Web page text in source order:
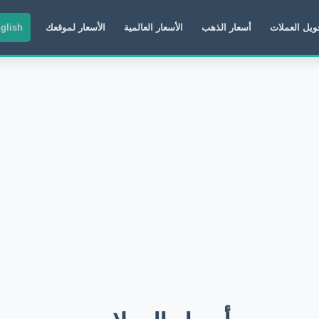
العملات أسعار الذهب الأسعار العالمية الأسعار لموقعك